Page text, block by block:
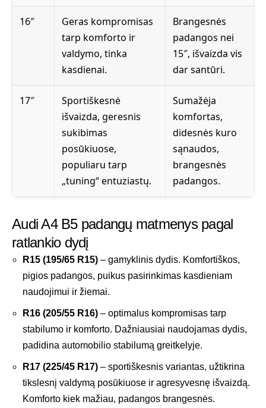
16″
Geras kompromisas
tarp komforto ir
valdymo, tinka
kasdienai.
Brangesnės
padangos nei
15″, išvaizda vis
dar santūri.
17″
Sportiškesnė
išvaizda, geresnis
sukibimas
posūkiuose,
populiaru tarp
„tuning“ entuziastų.
Sumažėja
komfortas,
didesnės kuro
sąnaudos,
brangesnės
padangos.
Audi A4 B5 padangų matmenys pagal
ratlankio dydį
R15 (195/65 R15) – gamyklinis dydis. Komfortiškos,
pigios padangos, puikus pasirinkimas kasdieniam
naudojimui ir žiemai.
R16 (205/55 R16) – optimalus kompromisas tarp
stabilumo ir komforto. Dažniausiai naudojamas dydis,
padidina automobilio stabilumą greitkelyje.
R17 (225/45 R17) – sportiškesnis variantas, užtikrina
tikslesnį valdymą posūkiuose ir agresyvesnę išvaizdą.
Komforto kiek mažiau, padangos brangesnės.